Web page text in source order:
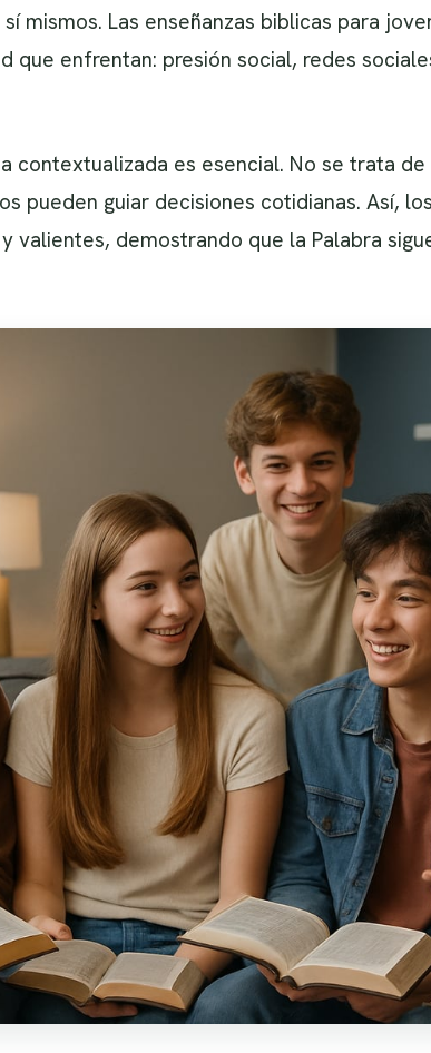
mismos. Las enseñanzas biblicas para
que enfrentan: presión social, redes
contextualizada es esencial. No se trata
pueden guiar decisiones cotidianas. Así,
valientes, demostrando que la Palabra